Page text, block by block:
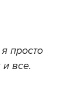
просто
все.